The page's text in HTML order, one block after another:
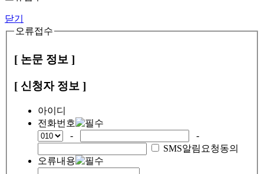
닫기
오류접수
[ 논문 정보 ]
[ 신청자 정보 ]
아이디
전화번호
-
-
SMS알림요청동의
오류내용